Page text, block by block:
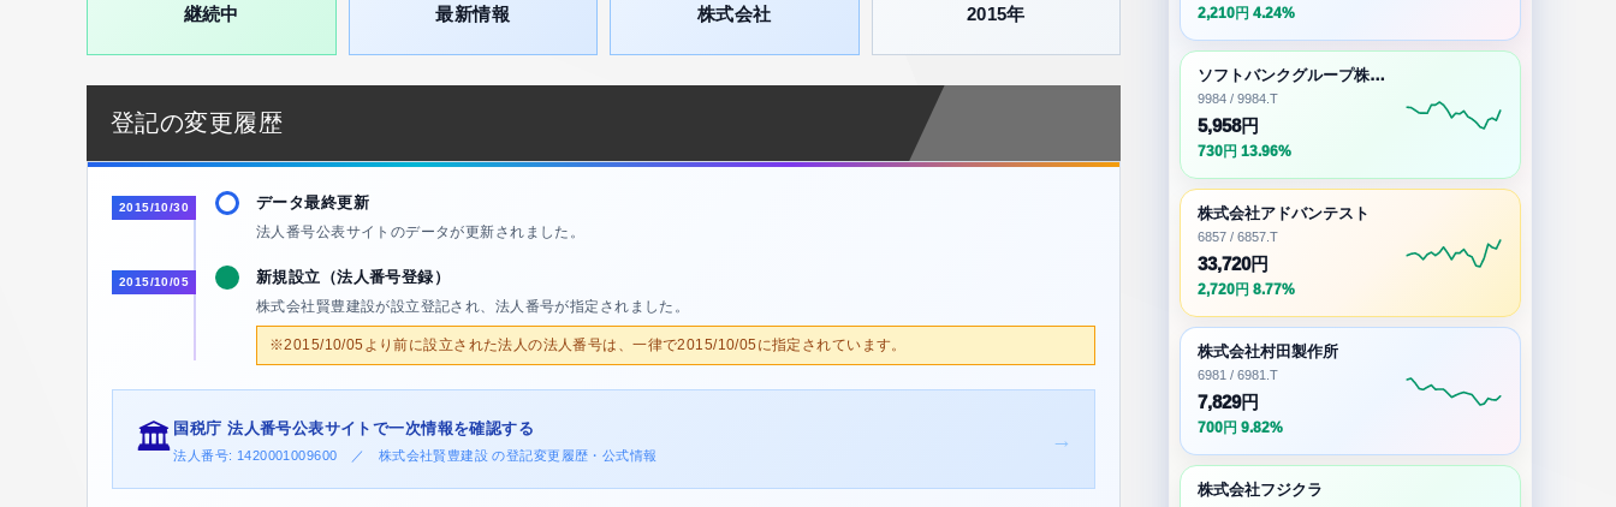
継続中 最新情報 株式会社 2015年
登記の変更履歴
2015/10/30 データ最終更新
法人番号公表サイトのデータが更新されました。
2015/10/05 新規設立（法人番号登録）
株式会社賢豊建設が設立登記され、法人番号が指定されました。
※2015/10/05より前に設立された法人の法人番号は、一律で2015/10/05に指定されています。
🏛️ 国税庁 法人番号公表サイトで一次情報を確認する
法人番号: 1420001009600 ／ 株式会社賢豊建設 の登記変更履歴・公式情報
→
2,210円 4.24%
ソフトバンクグループ株式会社
9984 / 9984.T
5,958円
730円 13.96%
株式会社アドバンテスト
6857 / 6857.T
33,720円
2,720円 8.77%
株式会社村田製作所
6981 / 6981.T
7,829円
700円 9.82%
株式会社フジクラ